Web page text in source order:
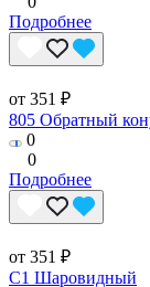
Подробнее
от 351 ₽
805 Обратный
0
0
Подробнее
от 351 ₽
C1 Шаровидный